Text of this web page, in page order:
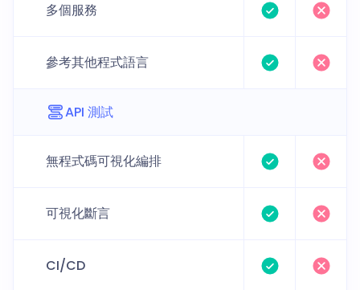
多個服務
參考其他程式語言
API 測試
無程式碼可視化編排
可視化斷言
CI/CD